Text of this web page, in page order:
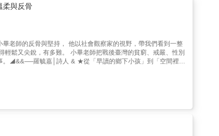
冠上「科學異端」、「瘋狂科學家」的標籤，甚至使他在離世時
地漂流在時間的巨河中，甚少為人所重視……科學神人在六十四
於鋼鐵人馬斯克和其公司「特斯拉汽車」，特斯拉的名字終
然而，特斯拉在六十四歲於《電氣實驗者》雜誌發表的自傳當
種不公的抱怨連連，對於支持他又放棄他的商業鉅子皮爾龐特‧
看到特斯拉重要的靈感瞬間（如旋轉磁場、交流電發電機、特
造生涯中的重要關鍵事件（邊看夕陽邊讀《浮士德》時發現交
受到打擊，甚至離職……），更看到了他私底下的個性、天馬行
己從小就有發明家觀察和反應本能，才讓自己一次次從鬼門
時抓青蛙的釣鉤（真正的第一個發明其實是「電話放大
，認為自己把人生最好的時光都泡在圖書館，從牛頓的著作，
干擾：聽得見三個房間外的手錶滴答聲；蒼蠅飛落在桌上的聲
部分都能成功。★ 他到巴黎愛迪生公司工作時曾是個月光族，
柔與反骨
老師的反骨與堅持， 他以社會觀察家的視野，帶我們看到一整
鬆又尖銳，有多難。 小畢老師把戰後臺灣的貧窮、戒嚴、性別
。◢&&──羅毓嘉│詩人 & ★從「早讀的鄉下小孩」到「空間裡的
來，我們歷經了哪些觀念上、社會上、思想上的改變，以及這些
題、課本教育、軍中祕辛、令人大開眼界的紐約、各種環境心
他反骨精神的顯影，更是一段自我認同與思辨的旅程。或許，
觀視角，窺探一個世代的成長演變， 能對讀者有所啟發是幸，